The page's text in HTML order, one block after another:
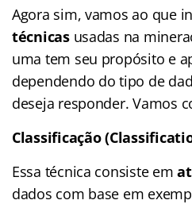
Agora sim, vamos ao que
técnicasusadas na
uma tem seu propósito e
dependendo do tipo de
deseja responder. Vamos
Classificação
Essa técnica consiste em
dados com base em